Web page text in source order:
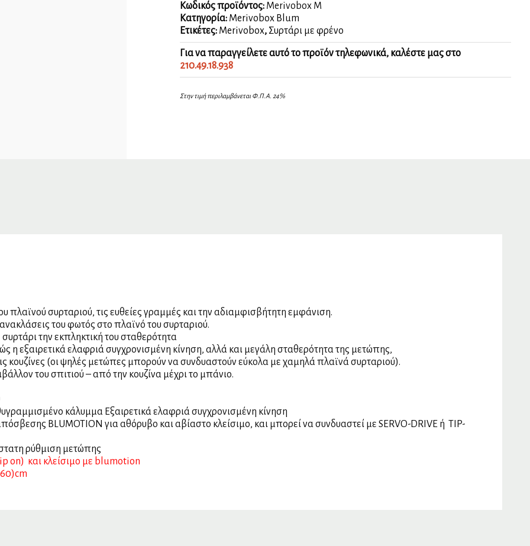
Κωδικός προϊόντος: Merivobox M
Κατηγορία: Merivobox Blum
Ετικέτες: Merivobox, Συρτάρι με φρένο
Για να παραγγείλετε αυτό το προϊόν τηλεφωνικά, καλέστε μας στο
210.49.18.938
Στην τιμή περιλαμβάνεται Φ.Π.Α. 24%
πλαϊνού συρταριού, τις ευθείες γραμμές και την αδιαμφισβήτητη εμφάνιση.
του φωτός στο πλαϊνό του συρταριού.
την εκπληκτική του σταθερότητα
η εξαιρετικά ελαφριά συγχρονισμένη κίνηση, αλλά και μεγάλη σταθερότητα της μετώπης,
κουζίνες (οι ψηλές μετώπες μπορούν να συνδυαστούν εύκολα με χαμηλά πλαϊνά συρταριού).
του σπιτιού – από την κουζίνα μέχρι το μπάνιο.
κάλυμμα Εξαιρετικά ελαφριά συγχρονισμένη κίνηση
BLUMOTION για αθόρυβο και αβίαστο κλείσιμο, και μπορεί να συνδυαστεί με SERVO-DRIVE ή TIP-
ρύθμιση μετώπης
on) και κλείσιμο με blumotion